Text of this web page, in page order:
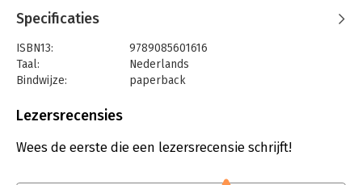
In Ontwerp voor digitale transformaties van (zorg)organisaties
gaan we in op de ontwerpeisen die de digitale transformatie
vraagt en welke veranderkundige interventies noodzakelijk zijn
of ontwikkeld moeten worden. We hebben daarvoor een eigen
model ontwikkeld waarin we ingaan op vier systeemniveaus: de
strategieontwikkeling en de invulling van leiderschap. We
digitale ontwikkeling. Ons model heeft de vorm van een matrix:
systeemniveaus en de ontwikkelfasen van de digitale
Specificaties
ISBN13:
9789085601616
Taal:
Nederlands
Bindwijze:
paperback
Uitgever:
Verschijningsdatum:
7-7-2022
IT-management / ICT
Lezersrecensies
Wees de eerste die een lezersrecensie schrijft!